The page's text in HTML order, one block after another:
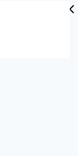
estuvo a